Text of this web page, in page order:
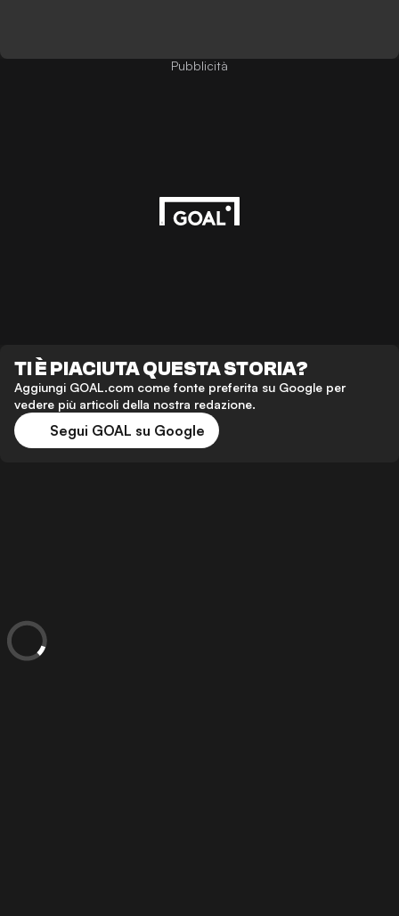
Pubblicità
TI È PIACIUTA QUESTA STORIA?
Aggiungi GOAL.com come fonte preferita su Google per
vedere più articoli della nostra redazione.
Segui GOAL su Google